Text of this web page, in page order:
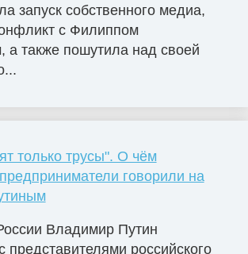
запуск собственного медиа,
с Филиппом
а также пошутила над своей
только трусы". О чём
говорили на
Владимир Путин
представителями российского